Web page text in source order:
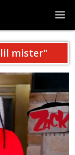
lil mister"